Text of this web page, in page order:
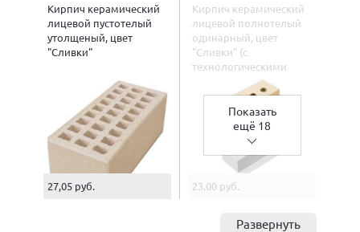
Кирпич керамический
лицевой пустотелый
утолщеный, цвет
"Сливки"
27,05 руб.
Кирпич керамический
лицевой полнотелый
одинарный, цвет
"Сливки" (с
технологическими
Показать
ещё 18
23,00 руб.
Развернуть